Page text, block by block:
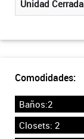
Unidad Cerrada
Comodidades:
Baños:2
Closets: 2